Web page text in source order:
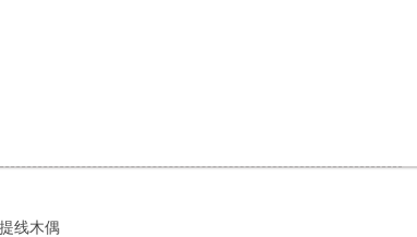
线木偶